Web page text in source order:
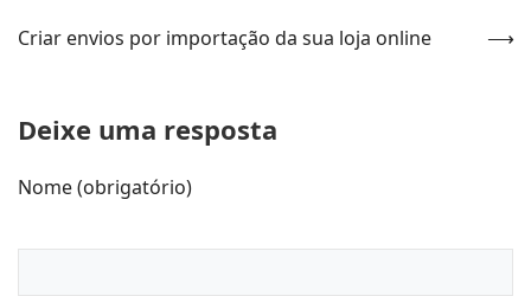
Criar envios por importação da sua loja online
Deixe uma resposta
Nome (obrigatório)